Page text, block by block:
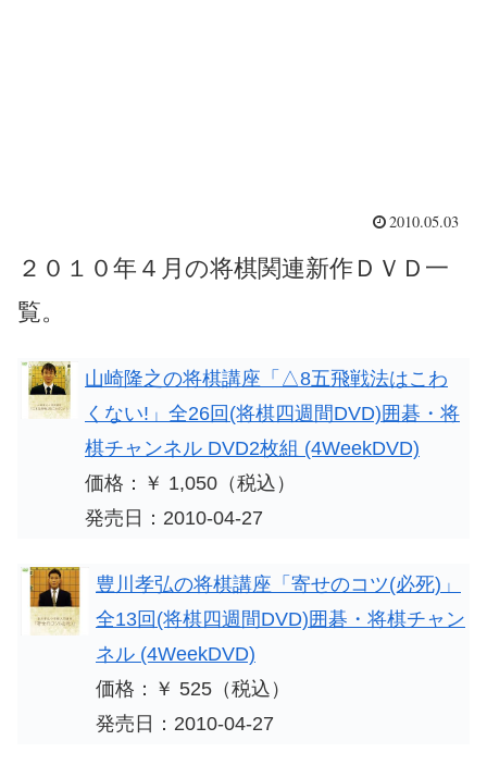
2010.05.03
２０１０年４月の将棋関連新作ＤＶＤ一
覧。
山崎隆之の将棋講座「△8五飛戦法はこわ
くない!」全26回(将棋四週間DVD)囲碁・将
棋チャンネル DVD2枚組 (4WeekDVD)
価格：￥ 1,050（税込）
発売日：2010-04-27
豊川孝弘の将棋講座「寄せのコツ(必死)」
全13回(将棋四週間DVD)囲碁・将棋チャン
ネル (4WeekDVD)
価格：￥ 525（税込）
発売日：2010-04-27